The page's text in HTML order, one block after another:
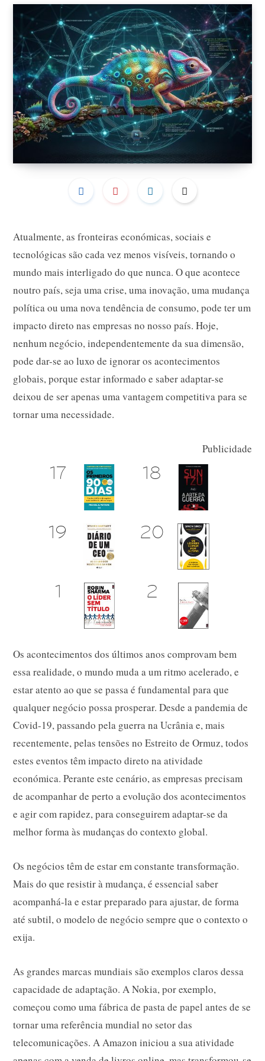
Atualmente, as fronteiras económicas, sociais e
tecnológicas são cada vez menos visíveis, tornando o
mundo mais interligado do que nunca. O que acontece
noutro país, seja uma crise, uma inovação, uma mudança
política ou uma nova tendência de consumo, pode ter um
impacto direto nas empresas no nosso país. Hoje,
nenhum negócio, independentemente da sua dimensão,
pode dar-se ao luxo de ignorar os acontecimentos
globais, porque estar informado e saber adaptar-se
deixou de ser apenas uma vantagem competitiva para se
tornar uma necessidade.
Publicidade
Os acontecimentos dos últimos anos comprovam bem
essa realidade, o mundo muda a um ritmo acelerado, e
estar atento ao que se passa é fundamental para que
qualquer negócio possa prosperar. Desde a pandemia de
Covid-19, passando pela guerra na Ucrânia e, mais
recentemente, pelas tensões no Estreito de Ormuz, todos
estes eventos têm impacto direto na atividade
económica. Perante este cenário, as empresas precisam
de acompanhar de perto a evolução dos acontecimentos
e agir com rapidez, para conseguirem adaptar-se da
melhor forma às mudanças do contexto global.
Os negócios têm de estar em constante transformação.
Mais do que resistir à mudança, é essencial saber
acompanhá-la e estar preparado para ajustar, de forma
até subtil, o modelo de negócio sempre que o contexto o
exija.
As grandes marcas mundiais são exemplos claros dessa
capacidade de adaptação. A Nokia, por exemplo,
começou como uma fábrica de pasta de papel antes de se
tornar uma referência mundial no setor das
telecomunicações. A Amazon iniciou a sua atividade